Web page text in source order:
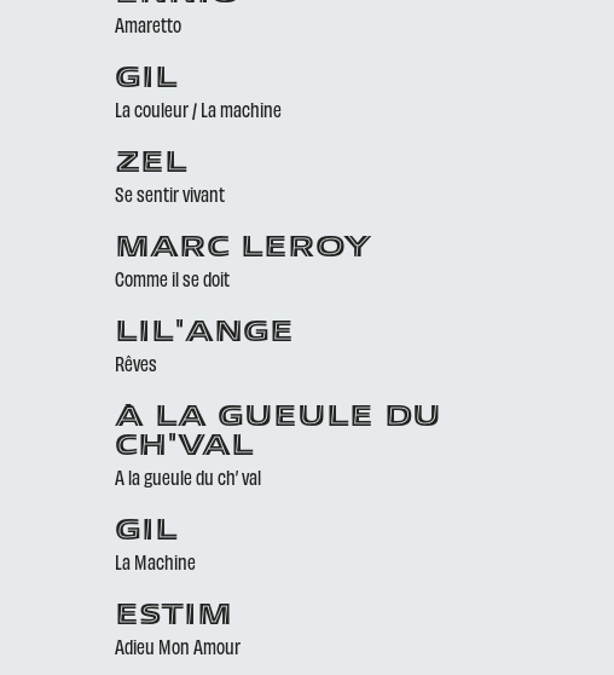
Amaretto
GIL
La couleur / La machine
ZEL
Se sentir vivant
MARC LEROY
Comme il se doit
LIL'ANGE
Rêves
À LA GUEULE DU
CH'VAL
A la gueule du ch’ val
GIL
La Machine
ESTIM
Adieu Mon Amour